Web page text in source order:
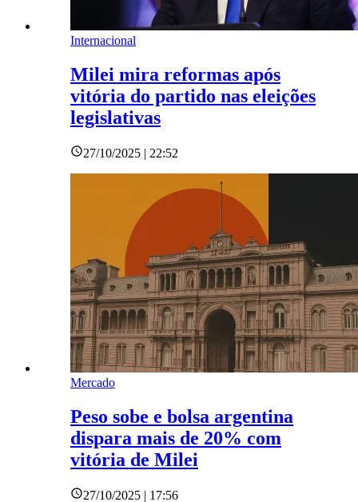
Internacional
Milei mira reformas após
vitória do partido nas eleições
legislativas
27/10/2025 | 22:52
Mercado
Peso sobe e bolsa argentina
dispara mais de 20% com
vitória de Milei
27/10/2025 | 17:56